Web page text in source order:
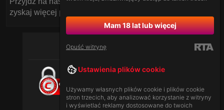
zyskaj więcej pewności siebie w rozmowach online!
Ustawodawstwo|Zasady Serwisu]
Mam 18 lat lub więcej
Opuść witrynę
Ustawienia plików cookie
Używamy własnych plików cookie i plików cookie
stron trzecich, aby analizować korzystanie z witryny
i wyświetlać reklamy dostosowane do twoich